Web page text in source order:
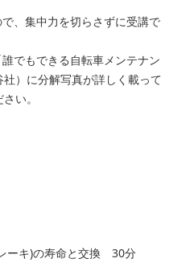
、集中力を切らさずに受講で
でもできる自転車メンテナン
）に分解写真が詳しく載って
い。
ーキ)の寿命と交換 30分